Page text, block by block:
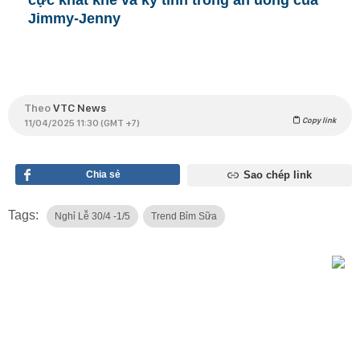
Jimmy-Jenny
TheoVTC News
11/04/2025 11:30 (GMT +7) Copy link
Chia sẻ Sao chép link
Tags: Nghỉ Lễ 30/4 -1/5 Trend Bỉm Sữa